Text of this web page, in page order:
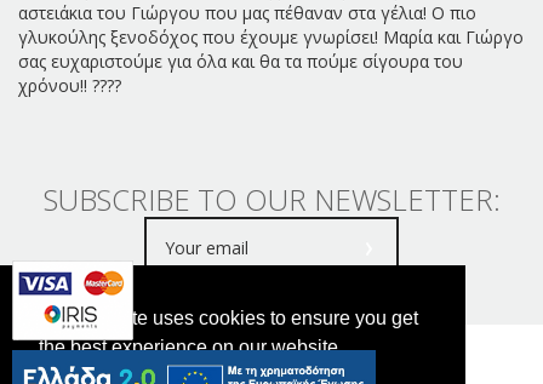
This website uses cookies to ensure you get
the best experience on our website.
αστειάκια του Γιώργου που μας πέθαναν στα γέλια! Ο πιο
γλυκούλης ξενοδόχος που έχουμε γνωρίσει! Μαρία και Γιώργο
σας ευχαριστούμε για όλα και θα τα πούμε σίγουρα του
χρόνου!! ????
SUBSCRIBE TO OUR NEWSLETTER:
SMARAGDI HOTEL @ 2024-2026 MHTE: 4323532532